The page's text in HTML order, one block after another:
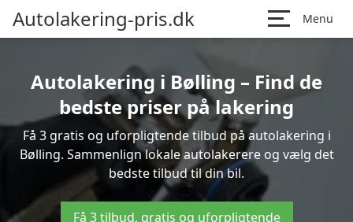
Autolakering-pris.dk Menu
Autolakering i Bølling – Find de
bedste priser på lakering
Få 3 gratis og uforpligtende tilbud på autolakering i
Bølling. Sammenlign lokale autolakerere og vælg det
bedste tilbud til din bil.
Få 3 tilbud, gratis og uforpligtende